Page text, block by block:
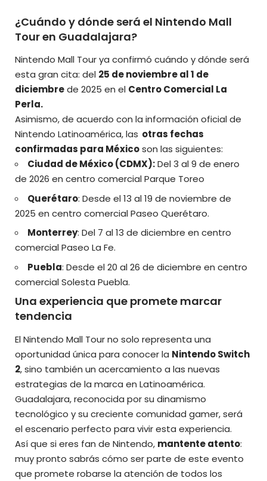
¿Cuándo y dónde será el Nintendo Mall
Tour en Guadalajara?
Nintendo Mall Tour ya confirmó cuándo y dónde será
esta gran cita: del 25 de noviembre al 1 de
diciembrede 2025 en el Centro Comercial La
Perla.
Asimismo, de acuerdo con la información oficial de
Nintendo Latinoamérica, las otras fechas
confirmadas para Méxicoson las siguientes:
Ciudad de México (CDMX):Del 3 al 9 de enero
de 2026 en centro comercial Parque Toreo
Querétaro: Desde el 13 al 19 de noviembre de
2025 en centro comercial Paseo Querétaro.
Monterrey: Del 7 al 13 de diciembre en centro
comercial Paseo La Fe.
Puebla: Desde el 20 al 26 de diciembre en centro
comercial Solesta Puebla.
Una experiencia que promete marcar
tendencia
El Nintendo Mall Tour no solo representa una
oportunidad única para conocer la Nintendo Switch
2, sino también un acercamiento a las nuevas
estrategias de la marca en Latinoamérica.
Guadalajara, reconocida por su dinamismo
tecnológico y su creciente comunidad gamer, será
el escenario perfecto para vivir esta experiencia.
Así que si eres fan de Nintendo, mantente atento:
muy pronto sabrás cómo ser parte de este evento
que promete robarse la atención de todos los